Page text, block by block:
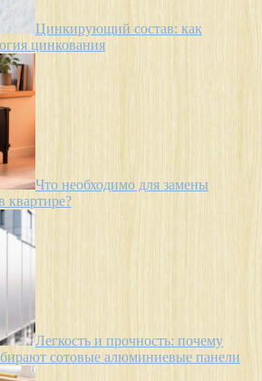
Цинкирующий состав: как
цинкования
Что необходимо для замены
квартире?
Легкость и прочность: почему
сотовые алюминиевые панели